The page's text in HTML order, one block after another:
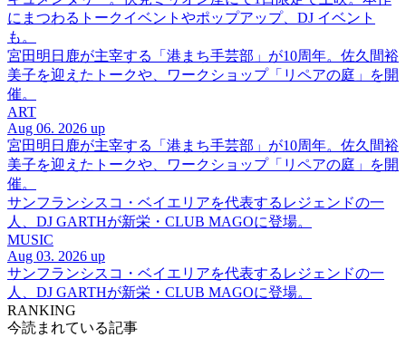
にまつわるトークイベントやポップアップ、DJ イベント
も。
宮田明日鹿が主宰する「港まち手芸部」が10周年。佐久間裕
美子を迎えたトークや、ワークショップ「リペアの庭」を開
催。
ART
Aug 06. 2026 up
宮田明日鹿が主宰する「港まち手芸部」が10周年。佐久間裕
美子を迎えたトークや、ワークショップ「リペアの庭」を開
催。
サンフランシスコ・ベイエリアを代表するレジェンドの一
人、DJ GARTHが新栄・CLUB MAGOに登場。
MUSIC
Aug 03. 2026 up
サンフランシスコ・ベイエリアを代表するレジェンドの一
人、DJ GARTHが新栄・CLUB MAGOに登場。
RANKING
今読まれている記事